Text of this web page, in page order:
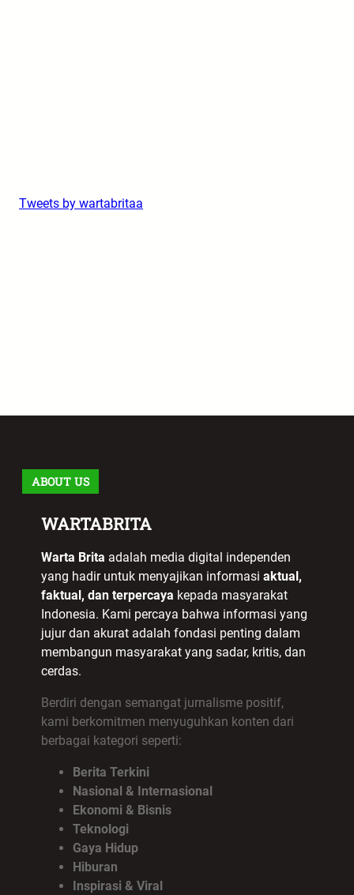
Tweets by wartabritaa
ABOUT US
WARTABRITA
Warta Brita adalah media digital independen
yang hadir untuk menyajikan informasi aktual,
faktual, dan terpercaya kepada masyarakat
Indonesia. Kami percaya bahwa informasi yang
jujur dan akurat adalah fondasi penting dalam
membangun masyarakat yang sadar, kritis, dan
cerdas.
Berdiri dengan semangat jurnalisme positif,
kami berkomitmen menyuguhkan konten dari
berbagai kategori seperti:
Berita Terkini
Nasional & Internasional
Ekonomi & Bisnis
Teknologi
Gaya Hidup
Hiburan
Inspirasi & Viral